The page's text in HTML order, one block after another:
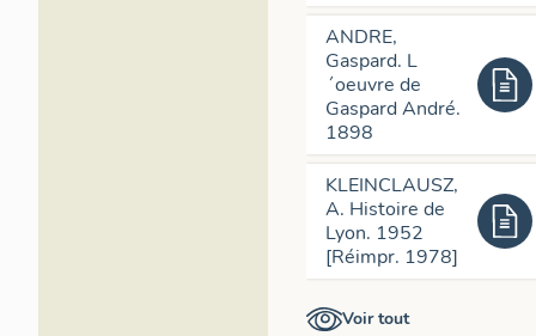
ANDRE,
Gaspard. L
´oeuvre de
Gaspard André.
1898
KLEINCLAUSZ,
A. Histoire de
Lyon. 1952
[Réimpr. 1978]
Voir tout